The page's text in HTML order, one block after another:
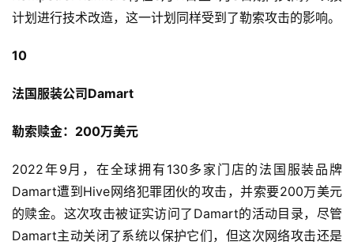
计划进行技术改造，这一计划同样受到了勒索攻击的影响。
10
法国服装公司Damart
勒索赎金：200万美元
2022年9月，在全球拥有130多家门店的法国服装品牌
Damart遭到Hive网络犯罪团伙的攻击，并索要200万美元
的赎金。这次攻击被证实访问了Damart的活动目录，尽管
Damart主动关闭了系统以保护它们，但这次网络攻击还是